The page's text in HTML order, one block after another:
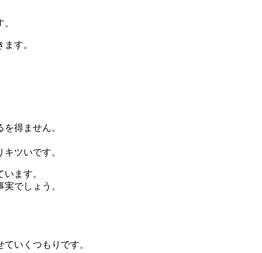
す。
得ません。
ツいです。
ます。
でしょう。
いくつもりです。